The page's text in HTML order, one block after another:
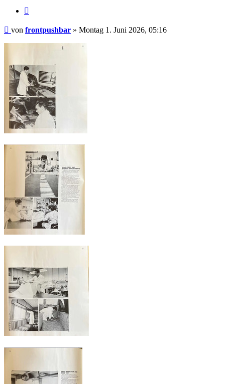
Beitrag
von frontpushbar » Montag 1. Juni 2026, 05:16